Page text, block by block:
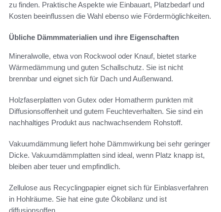
zu finden. Praktische Aspekte wie Einbauart, Platzbedarf und
Kosten beeinflussen die Wahl ebenso wie Fördermöglichkeiten.
Übliche Dämmmaterialien und ihre Eigenschaften
Mineralwolle, etwa von Rockwool oder Knauf, bietet starke
Wärmedämmung und guten Schallschutz. Sie ist nicht
brennbar und eignet sich für Dach und Außenwand.
Holzfaserplatten von Gutex oder Homatherm punkten mit
Diffusionsoffenheit und gutem Feuchteverhalten. Sie sind ein
nachhaltiges Produkt aus nachwachsendem Rohstoff.
Vakuumdämmung liefert hohe Dämmwirkung bei sehr geringer
Dicke. Vakuumdämmplatten sind ideal, wenn Platz knapp ist,
bleiben aber teuer und empfindlich.
Zellulose aus Recyclingpapier eignet sich für Einblasverfahren
in Hohlräume. Sie hat eine gute Ökobilanz und ist